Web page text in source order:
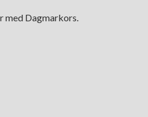
med Dagmarkors.